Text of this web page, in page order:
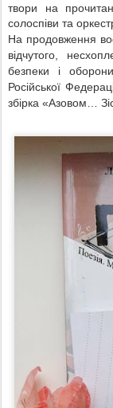
твори на
солоспіви та
На продовження
відчутого,
безпеки і
Російської
збірка «Азовом…